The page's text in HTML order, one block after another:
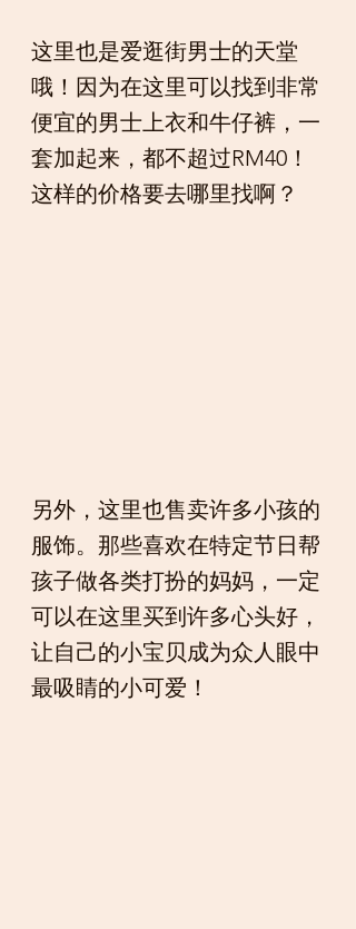
这里也是爱逛街男士的天堂
哦！因为在这里可以找到非常
便宜的男士上衣和牛仔裤，一
套加起来，都不超过RM40！
这样的价格要去哪里找啊？
另外，这里也售卖许多小孩的
服饰。那些喜欢在特定节日帮
孩子做各类打扮的妈妈，一定
可以在这里买到许多心头好，
让自己的小宝贝成为众人眼中
最吸睛的小可爱！